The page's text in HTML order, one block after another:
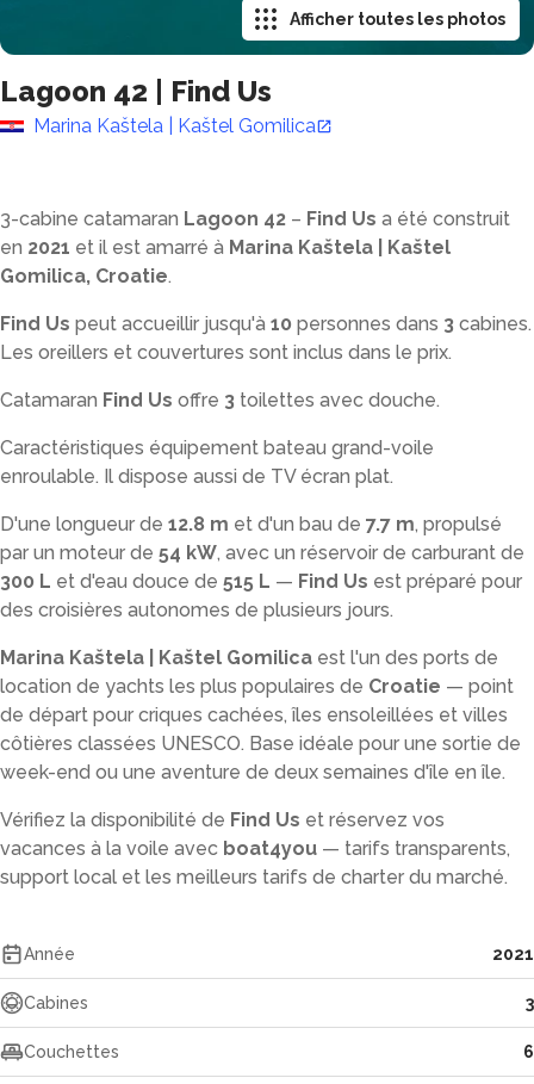
Lagoon 42 Find Us
Marina Kaštela | Kaštel Gomilica
Afficher toutes les photos
3-cabine catamaran Lagoon 42 – Find Us a été construit
en 2021 et il est amarré à Marina Kaštela | Kaštel
Gomilica, Croatie.
Find Us peut accueillir jusqu'à 10 personnes dans 3 cabines.
Les oreillers et couvertures sont inclus dans le prix.
Catamaran Find Us offre 3 toilettes avec douche.
Caractéristiques équipement bateau grand-voile
enroulable. Il dispose aussi de TV écran plat.
D'une longueur de 12.8 m et d'un bau de 7.7 m, propulsé
par un moteur de 54 kW, avec un réservoir de carburant de
300 L et d'eau douce de 515 L — Find Us est préparé pour
des croisières autonomes de plusieurs jours.
Marina Kaštela | Kaštel Gomilica est l'un des ports de
location de yachts les plus populaires de Croatie — point
de départ pour criques cachées, îles ensoleillées et villes
côtières classées UNESCO. Base idéale pour une sortie de
week-end ou une aventure de deux semaines d'île en île.
Vérifiez la disponibilité de Find Us et réservez vos
vacances à la voile avec boat4you — tarifs transparents,
support local et les meilleurs tarifs de charter du marché.
Année 2021
Cabines 3
Couchettes 6